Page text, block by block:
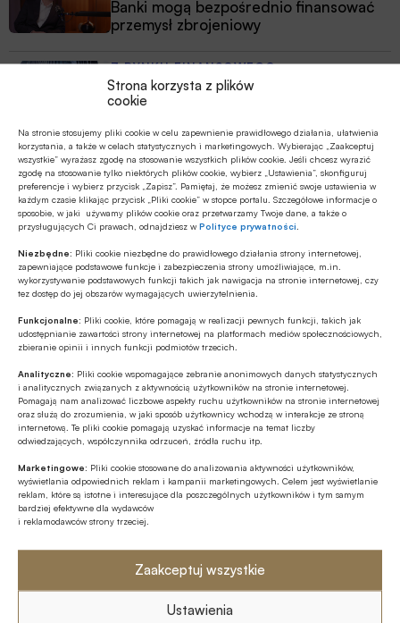
Strona korzysta z plików
cookie
Na stronie stosujemy pliki cookie w celu zapewnienie prawidłowego działania, ułatwienia
korzystania, a także w celach statystycznych i marketingowych. Wybierając „Zaakceptuj
wszystkie” wyrażasz zgodę na stosowanie wszystkich plików cookie. Jeśli chcesz wyrazić
zgodę na stosowanie tylko niektórych plików cookie, wybierz „Ustawienia”, skonfiguruj
preferencje i wybierz przycisk „Zapisz”. Pamiętaj, że możesz zmienić swoje ustawienia w
każdym czasie klikając przycisk „Pliki cookie” w stopce portalu. Szczegółowe informacje o
sposobie, w jaki używamy plików cookie oraz przetwarzamy Twoje dane, a także o
przysługujących Ci prawach, odnajdziesz wPolityce prywatności
Niezbędne: Pliki cookie niezbędne do prawidłowego działania strony internetowej,
zapewniające podstawowe funkcje i zabezpieczenia strony umożliwiające, m.in.
wykorzystywanie podstawowych funkcji takich jak nawigacja na stronie internetowej, czy
tez dostęp do jej obszarów wymagających uwierzytelnienia.
Funkcjonalne: Pliki cookie, które pomagają w realizacji pewnych funkcji, takich jak
udostępnianie zawartości strony internetowej na platformach mediów społecznościowych,
zbieranie opinii i innych funkcji podmiotów trzecich.
Analityczne: Pliki cookie wspomagające zebranie anonimowych danych statystycznych
i analitycznych związanych z aktywnością użytkowników na stronie internetowej.
Pomagają nam analizować liczbowe aspekty ruchu użytkowników na stronie internetowej
oraz służą do zrozumienia, w jaki sposób użytkownicy wchodzą w interakcje ze stroną
internetową. Te pliki cookie pomagają uzyskać informacje na temat liczby
odwiedzających, współczynnika odrzuceń, źródła ruchu itp.
Marketingowe: Pliki cookie stosowane do analizowania aktywności użytkowników,
wyświetlania odpowiednich reklam i kampanii marketingowych. Celem jest wyświetlanie
reklam, które są istotne i interesujące dla poszczególnych użytkowników i tym samym
bardziej efektywne dla wydawców
i reklamodawców strony trzeciej.
Zaakceptuj wszystkie
Ustawienia
Banki mogą bezpośrednio finansować
przemysł zbrojeniowy
Z RYNKU FINANSOWEGO
PKO BP o nowych zasadach
ustawowych w sprawach frankowych
MULTIMEDIA
Na czym polega faza Discovery?
Branża leasingowa o inwestycjach w
polskiej gospodarce, programie SAFE i
polityce dual use
MULTIMEDIA